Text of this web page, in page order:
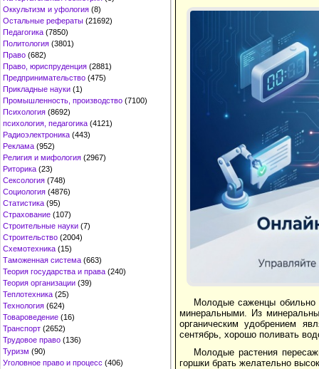
Оккультизм и уфология (8)
Остальные рефераты (21692)
Педагогика (7850)
Политология (3801)
Право (682)
Право, юриспруденция (2881)
Предпринимательство (475)
Прикладные науки (1)
Промышленность, производство (7100)
Психология (8692)
психология, педагогика (4121)
Радиоэлектроника (443)
Реклама (952)
Религия и мифология (2967)
Риторика (23)
Сексология (748)
Социология (4876)
Статистика (95)
Страхование (107)
Строительные науки (7)
Строительство (2004)
Схемотехника (15)
Таможенная система (663)
Теория государства и права (240)
Теория организации (39)
Теплотехника (25)
Технология (624)
Товароведение (16)
Транспорт (2652)
Трудовое право (136)
Туризм (90)
Уголовное право и процесс (406)
Молодые саженцы обильно
минеральными. Из
органическим удобрением
сентябрь, хорошо поливать
Молодые растения
горшки брать желательно